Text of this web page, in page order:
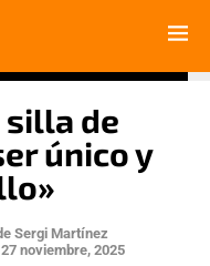
silla de
único y
Sergi Martínez
27 noviembre, 2025